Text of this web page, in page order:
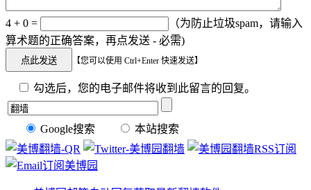
4 + 0 =
（为防止垃圾spam，请输入
算术题的正确答案，再点发送 - 必需)
【您可以使用 Ctrl+Enter 快速发送】
勾选后，您的电子邮件将收到此留言的回复。
Google搜索 本站搜索